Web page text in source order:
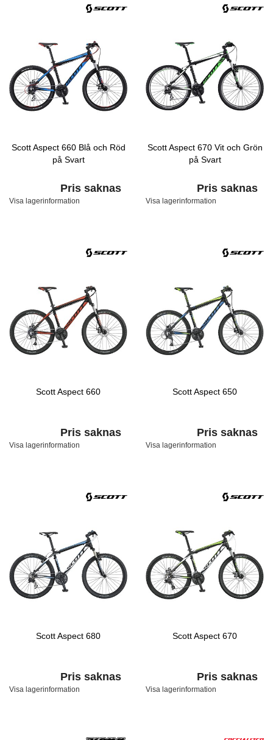
Scott Aspect 660 Blå och Röd
på Svart
Pris saknas
Visa lagerinformation
Scott Aspect 670 Vit och Grön
på Svart
Pris saknas
Visa lagerinformation
Scott Aspect 660
Pris saknas
Visa lagerinformation
Scott Aspect 650
Pris saknas
Visa lagerinformation
Scott Aspect 680
Pris saknas
Visa lagerinformation
Scott Aspect 670
Pris saknas
Visa lagerinformation